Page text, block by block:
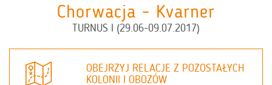
Chorwacja - Kvarner
TURNUS I (29.06-09.07.2017)
OBEJRZYJ RELACJE Z POZOSTAŁYCH
KOLONII I OBOZÓW